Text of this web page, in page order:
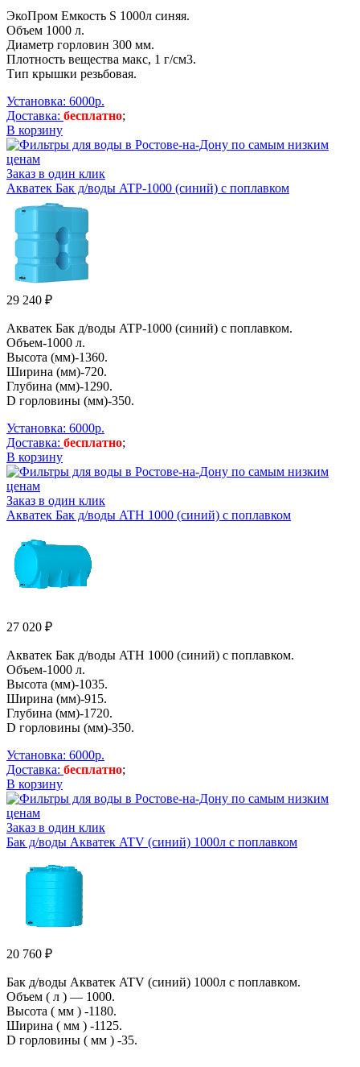
ЭкоПром Емкость S 1000л синяя.
Объем 1000 л.
Диаметр горловин 300 мм.
Плотность вещества макс, 1 г/см3.
Тип крышки резьбовая.
Установка: 6000р.
Доставка: бесплатно;
В корзину
Заказ в один клик
Aкватек Бак д/воды ATP-1000 (синий) с поплавком
29 240 ₽
Aкватек Бак д/воды ATP-1000 (синий) с поплавком.
Объем-1000 л.
Высота (мм)-1360.
Ширина (мм)-720.
Глубина (мм)-1290.
D горловины (мм)-350.
Установка: 6000р.
Доставка: бесплатно;
В корзину
Заказ в один клик
Aкватек Бак д/воды ATH 1000 (синий) с поплавком
27 020 ₽
Aкватек Бак д/воды ATH 1000 (синий) с поплавком.
Объем-1000 л.
Высота (мм)-1035.
Ширина (мм)-915.
Глубина (мм)-1720.
D горловины (мм)-350.
Установка: 6000р.
Доставка: бесплатно;
В корзину
Заказ в один клик
Бак д/воды Aкватек ATV (синий) 1000л с поплавком
20 760 ₽
Бак д/воды Aкватек ATV (синий) 1000л с поплавком.
Объем ( л ) — 1000.
Высота ( мм ) -1180.
Ширина ( мм ) -1125.
D горловины ( мм ) -35.